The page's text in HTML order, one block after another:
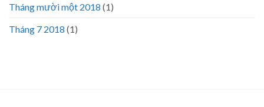
Tháng mười một 2018 (1)
Tháng 7 2018 (1)